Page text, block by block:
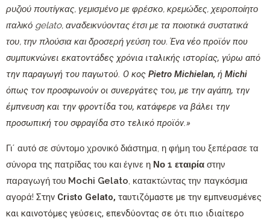
ρυζιού πουτίγκας, γεμισμένο με φρέσκο, κρεμώδες, χειροποίητο
ιταλικό gelato, αναδεικνύοντας έτσι με τα ποιοτικά συστατικά
του, την πλούσια και δροσερή γεύση του. Ένα νέο προϊόν που
συμπυκνώνει εκατοντάδες χρόνια ιταλικής ιστορίας, γύρω από
την παραγωγή του παγωτού. Ο κος Pietro Michielan, ή Michi
όπως τον προσφωνούν οι συνεργάτες του, με την αγάπη, την
έμπνευση και την φροντίδα του, κατάφερε να βάλει την
προσωπική του σφραγίδα στο τελικό προϊόν.»
Γι΄ αυτό σε σύντομο χρονικό διάστημα, η φήμη του ξεπέρασε τα
σύνορα της πατρίδας του και έγινε η Νο 1 εταιρία στην
παραγωγή του Mochi Gelato, κατακτώντας την παγκόσμια
αγορά! Στην Cristo Gelato, ταυτιζόμαστε με την εμπνευσμένες
και καινοτόμες γεύσεις, επενδύοντας σε ότι πιο ιδιαίτερο